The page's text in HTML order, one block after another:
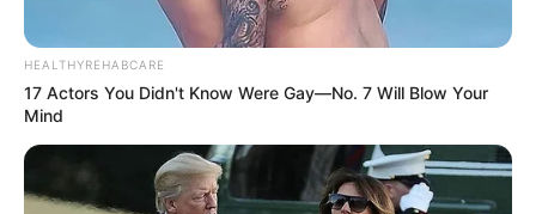
HEALTHYREHABCARE
17 Actors You Didn't Know Were Gay—No. 7 Will Blow Your
Mind